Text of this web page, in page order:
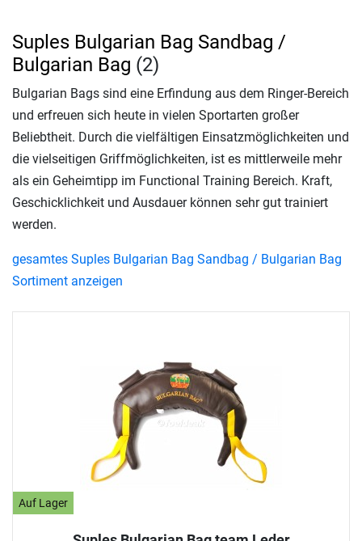
Auf Lager
Suples Bulgarian Bag Sandbag /
Bulgarian Bag (2)
Bulgarian Bags sind eine Erfindung aus dem Ringer-Bereich
und erfreuen sich heute in vielen Sportarten großer
Beliebtheit. Durch die vielfältigen Einsatzmöglichkeiten und
die vielseitigen Griffmöglichkeiten, ist es mittlerweile mehr
als ein Geheimtipp im Functional Training Bereich. Kraft,
Geschicklichkeit und Ausdauer können sehr gut trainiert
werden.
gesamtes Suples Bulgarian Bag Sandbag / Bulgarian Bag
Sortiment anzeigen